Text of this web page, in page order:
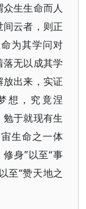
生生命而人
云者，则正
为其学问对
无以成其学
出来，实证
想，究竟涅
于就现有生
生命之一体
身”以至“事
至“赞天地之